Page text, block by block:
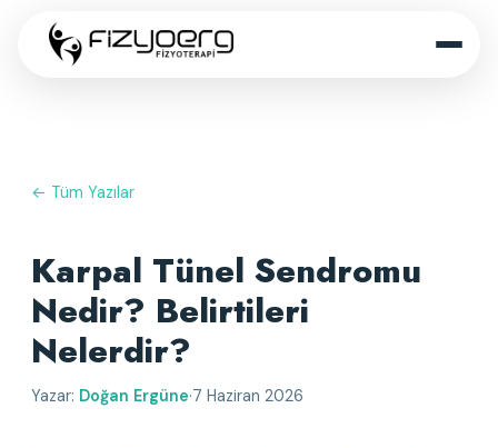
← Tüm Yazılar
Karpal Tünel Sendromu
Nedir? Belirtileri
Nelerdir?
Yazar: Doğan Ergüne·7 Haziran 2026